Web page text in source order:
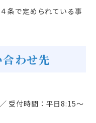
条で定められている事
わせ先
／ 受付時間：平日8:15〜